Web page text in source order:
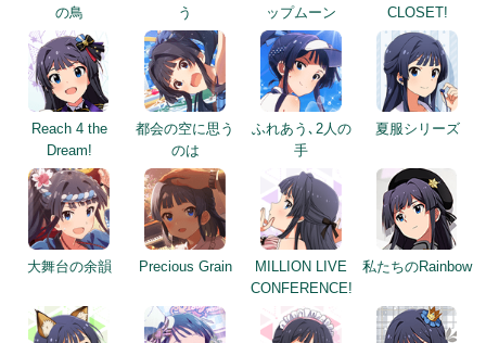
の鳥 う ップムーン CLOSET!
Reach 4 the
Dream!
都会の空に思う
のは
ふれあう､2人の
手
夏服シリーズ
大舞台の余韻 Precious Grain
MILLION LIVE
CONFERENCE!
私たちのRainbow